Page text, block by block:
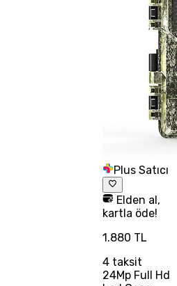
Plus Satıcı
Elden al,
kartla öde!
1.880 TL
4taksit
24Mp Full Hd